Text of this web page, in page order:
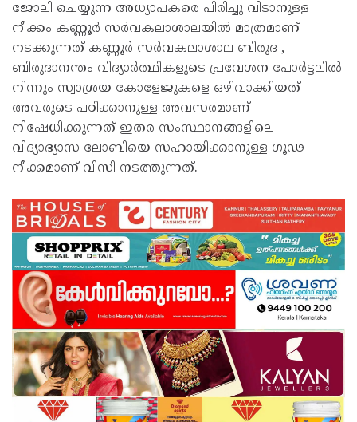
ജോലി ചെയ്യുന്ന അധ്യാപകരെ പിരിച്ചു വിടാനുള്ള
നീക്കം കണ്ണൂർ സർവകലാശാലയിൽ മാത്രമാണ്
നടക്കുന്നത് കണ്ണൂർ സർവകലാശാല ബിരുദ ,
ബിരുദാനന്തം വിദ്യാർത്ഥികളുടെ പ്രവേശന പോർട്ടലിൽ
നിന്നും സ്വാശ്രയ കോളേജുകളെ ഒഴിവാക്കിയത്
അവരുടെ പഠിക്കാനുള്ള അവസരമാണ്
നിഷേധിക്കുന്നത് ഇതര സംസ്ഥാനങ്ങളിലെ
വിദ്യാഭ്യാസ ലോബിയെ സഹായിക്കാനുള്ള ഗൂഢ
നീക്കമാണ് വിസി നടത്തുന്നത്.